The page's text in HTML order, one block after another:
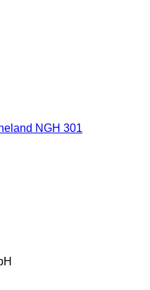
NGH 301